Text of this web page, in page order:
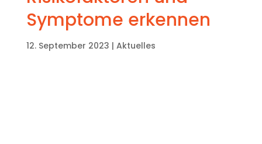
Symptome erkennen
12. September 2023 | Aktuelles